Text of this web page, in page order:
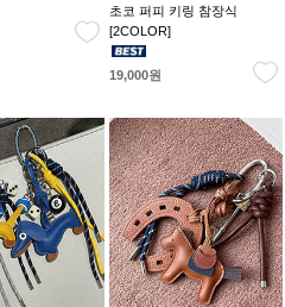
초코 퍼피 키링 참장식
[2COLOR]
19,000원